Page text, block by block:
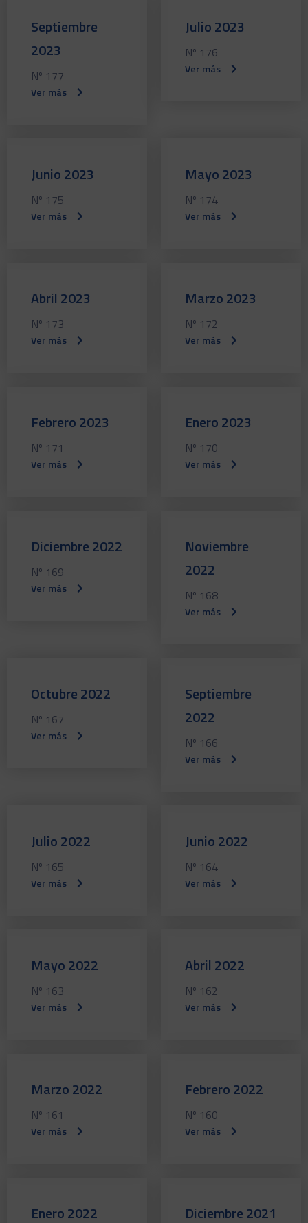
Septiembre
2023
Nº 177
Ver más
Julio 2023
Nº 176
Ver más
Junio 2023
Nº 175
Ver más
Mayo 2023
Nº 174
Ver más
Abril 2023
Nº 173
Ver más
Marzo 2023
Nº 172
Ver más
Febrero 2023
Nº 171
Ver más
Enero 2023
Nº 170
Ver más
Diciembre 2022
Nº 169
Ver más
Noviembre
2022
Nº 168
Ver más
Octubre 2022
Nº 167
Ver más
Septiembre
2022
Nº 166
Ver más
Julio 2022
Nº 165
Ver más
Junio 2022
Nº 164
Ver más
Mayo 2022
Nº 163
Ver más
Abril 2022
Nº 162
Ver más
Marzo 2022
Nº 161
Ver más
Febrero 2022
Nº 160
Ver más
Enero 2022 Diciembre 2021